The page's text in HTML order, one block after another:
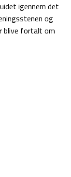
igennem det
og
blive fortalt om